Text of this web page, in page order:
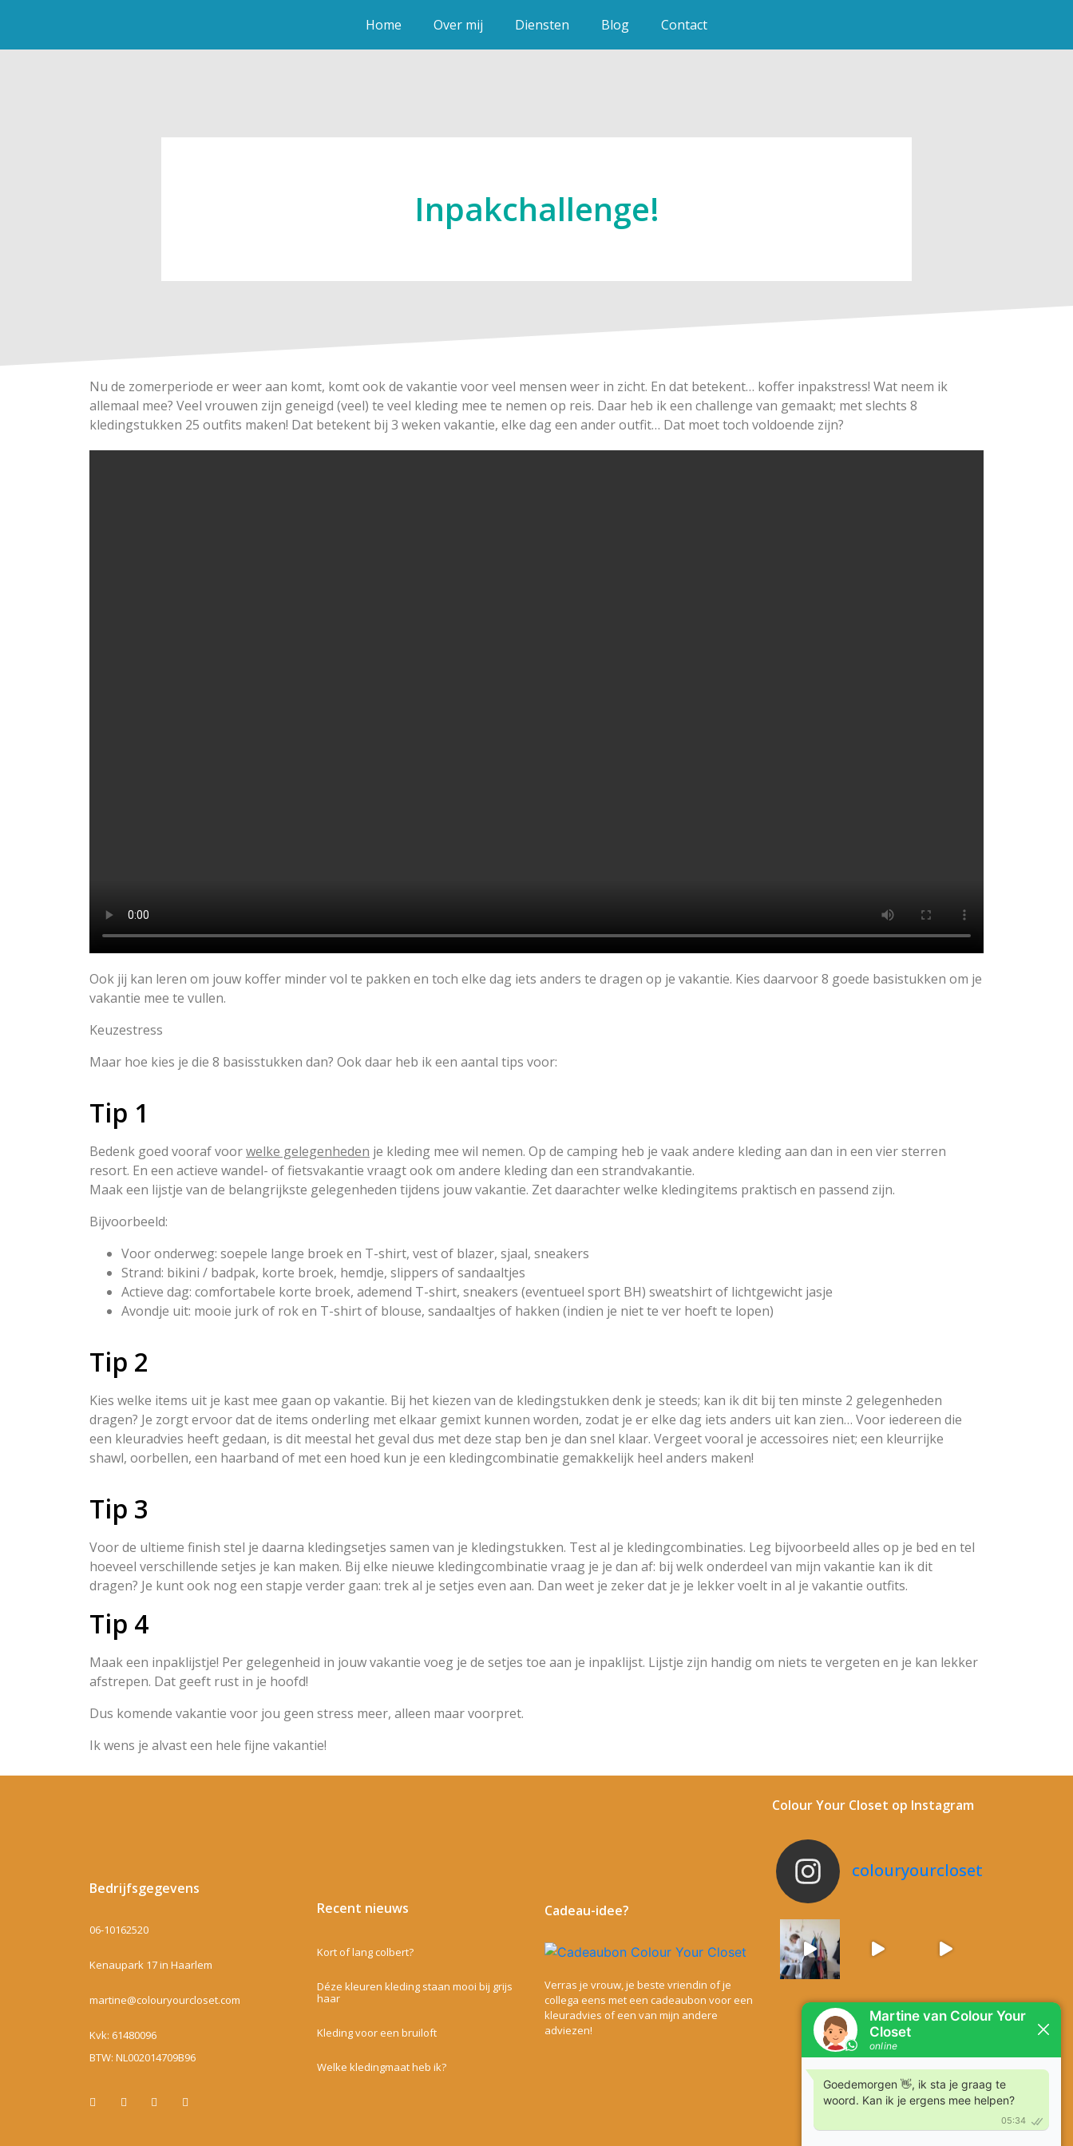
Home Over mij Diensten Blog Contact
Inpakchallenge!
Nu de zomerperiode er weer aan komt, komt ook de vakantie voor veel mensen weer in zicht. En dat betekent… koffer inpakstress! Wat neem ik
allemaal mee? Veel vrouwen zijn geneigd (veel) te veel kleding mee te nemen op reis. Daar heb ik een challenge van gemaakt; met slechts 8
kledingstukken 25 outfits maken! Dat betekent bij 3 weken vakantie, elke dag een ander outfit… Dat moet toch voldoende zijn?
Ook jij kan leren om jouw koffer minder vol te pakken en toch elke dag iets anders te dragen op je vakantie. Kies daarvoor 8 goede basistukken om je
vakantie mee te vullen.
Keuzestress
Maar hoe kies je die 8 basisstukken dan? Ook daar heb ik een aantal tips voor:
Tip 1
Bedenk goed vooraf voorwelke gelegenheden je kleding mee wil nemen. Op de camping heb je vaak andere kleding aan dan in een vier sterren
resort. En een actieve wandel- of fietsvakantie vraagt ook om andere kleding dan een strandvakantie.
Maak een lijstje van de belangrijkste gelegenheden tijdens jouw vakantie. Zet daarachter welke kledingitems praktisch en passend zijn.
Bijvoorbeeld:
Voor onderweg: soepele lange broek en T-shirt, vest of blazer, sjaal, sneakers
Strand: bikini / badpak, korte broek, hemdje, slippers of sandaaltjes
Actieve dag: comfortabele korte broek, ademend T-shirt, sneakers (eventueel sport BH) sweatshirt of lichtgewicht jasje
Avondje uit: mooie jurk of rok en T-shirt of blouse, sandaaltjes of hakken (indien je niet te ver hoeft te lopen)
Tip 2
Kies welke items uit je kast mee gaan op vakantie. Bij het kiezen van de kledingstukken denk je steeds; kan ik dit bij ten minste 2 gelegenheden
dragen? Je zorgt ervoor dat de items onderling met elkaar gemixt kunnen worden, zodat je er elke dag iets anders uit kan zien… Voor iedereen die
een kleuradvies heeft gedaan, is dit meestal het geval dus met deze stap ben je dan snel klaar. Vergeet vooral je accessoires niet; een kleurrijke
shawl, oorbellen, een haarband of met een hoed kun je een kledingcombinatie gemakkelijk heel anders maken!
Tip 3
Voor de ultieme finish stel je daarna kledingsetjes samen van je kledingstukken. Test al je kledingcombinaties. Leg bijvoorbeeld alles op je bed en tel
hoeveel verschillende setjes je kan maken. Bij elke nieuwe kledingcombinatie vraag je je dan af: bij welk onderdeel van mijn vakantie kan ik dit
dragen? Je kunt ook nog een stapje verder gaan: trek al je setjes even aan. Dan weet je zeker dat je je lekker voelt in al je vakantie outfits.
Tip 4
Maak een inpaklijstje! Per gelegenheid in jouw vakantie voeg je de setjes toe aan je inpaklijst. Lijstje zijn handig om niets te vergeten en je kan lekker
afstrepen. Dat geeft rust in je hoofd!
Dus komende vakantie voor jou geen stress meer, alleen maar voorpret.
Ik wens je alvast een hele fijne vakantie!
Bedrijfsgegevens
06-10162520
Kenaupark 17 in Haarlem
martine@colouryourcloset.com
Kvk: 61480096
BTW: NL002014709B96
Recent nieuws
Kort of lang colbert?
Déze kleuren kleding staan mooi bij grijs
haar
Kleding voor een bruiloft
Welke kledingmaat heb ik?
Cadeau-idee?
Verras je vrouw, je beste vriendin of je
collega eens met een cadeaubon voor een
kleuradvies of een van mijn andere
adviezen!
Colour Your Closet op Instagram
colouryourcloset